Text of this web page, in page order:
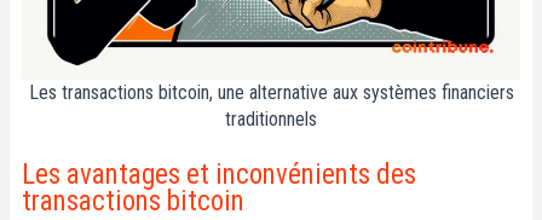
Les transactions bitcoin, une alternative aux systèmes financiers
traditionnels
Les avantages et inconvénients des
transactions bitcoin